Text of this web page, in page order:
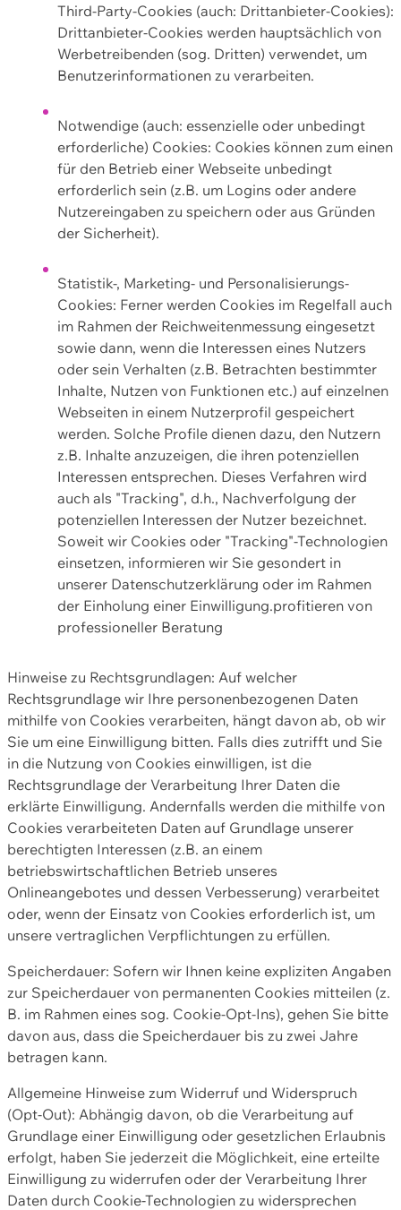
Third-Party-Cookies (auch: Drittanbieter-Cookies):
Drittanbieter-Cookies werden hauptsächlich von
Werbetreibenden (sog. Dritten) verwendet, um
Benutzerinformationen zu verarbeiten.
Notwendige (auch: essenzielle oder unbedingt
erforderliche) Cookies: Cookies können zum einen
für den Betrieb einer Webseite unbedingt
erforderlich sein (z.B. um Logins oder andere
Nutzereingaben zu speichern oder aus Gründen
der Sicherheit).
Statistik-, Marketing- und Personalisierungs-
Cookies: Ferner werden Cookies im Regelfall auch
im Rahmen der Reichweitenmessung eingesetzt
sowie dann, wenn die Interessen eines Nutzers
oder sein Verhalten (z.B. Betrachten bestimmter
Inhalte, Nutzen von Funktionen etc.) auf einzelnen
Webseiten in einem Nutzerprofil gespeichert
werden. Solche Profile dienen dazu, den Nutzern
z.B. Inhalte anzuzeigen, die ihren potenziellen
Interessen entsprechen. Dieses Verfahren wird
auch als "Tracking", d.h., Nachverfolgung der
potenziellen Interessen der Nutzer bezeichnet.
Soweit wir Cookies oder "Tracking"-Technologien
einsetzen, informieren wir Sie gesondert in
unserer Datenschutzerklärung oder im Rahmen
der Einholung einer Einwilligung.profitieren von
professioneller Beratung
Hinweise zu Rechtsgrundlagen: Auf welcher
Rechtsgrundlage wir Ihre personenbezogenen Daten
mithilfe von Cookies verarbeiten, hängt davon ab, ob wir
Sie um eine Einwilligung bitten. Falls dies zutrifft und Sie
in die Nutzung von Cookies einwilligen, ist die
Rechtsgrundlage der Verarbeitung Ihrer Daten die
erklärte Einwilligung. Andernfalls werden die mithilfe von
Cookies verarbeiteten Daten auf Grundlage unserer
berechtigten Interessen (z.B. an einem
betriebswirtschaftlichen Betrieb unseres
Onlineangebotes und dessen Verbesserung) verarbeitet
oder, wenn der Einsatz von Cookies erforderlich ist, um
unsere vertraglichen Verpflichtungen zu erfüllen.
Speicherdauer: Sofern wir Ihnen keine expliziten Angaben
zur Speicherdauer von permanenten Cookies mitteilen (z.
B. im Rahmen eines sog. Cookie-Opt-Ins), gehen Sie bitte
davon aus, dass die Speicherdauer bis zu zwei Jahre
betragen kann.
Allgemeine Hinweise zum Widerruf und Widerspruch
(Opt-Out): Abhängig davon, ob die Verarbeitung auf
Grundlage einer Einwilligung oder gesetzlichen Erlaubnis
erfolgt, haben Sie jederzeit die Möglichkeit, eine erteilte
Einwilligung zu widerrufen oder der Verarbeitung Ihrer
Daten durch Cookie-Technologien zu widersprechen